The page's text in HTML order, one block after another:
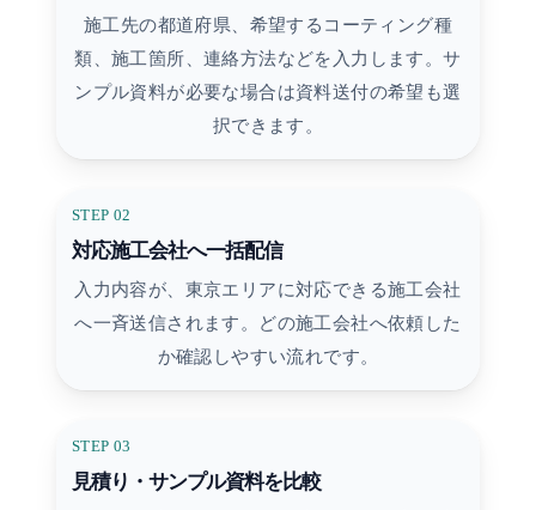
施工先の都道府県、希望するコーティング種
類、施工箇所、連絡方法などを入力します。サ
ンプル資料が必要な場合は資料送付の希望も選
択できます。
STEP 02
対応施工会社へ一括配信
入力内容が、東京エリアに対応できる施工会社
へ一斉送信されます。どの施工会社へ依頼した
か確認しやすい流れです。
STEP 03
見積り・サンプル資料を比較